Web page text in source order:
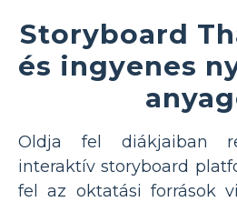
Storyboard
és ingyenes
Oldja fel diákjaiban
interaktív storyboard
fel az oktatási források